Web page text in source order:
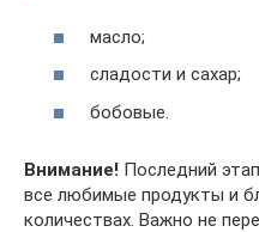
масло;
сладости и сахар;
бобовые.
Внимание! Последний
все любимые продукты и
количествах. Важно не